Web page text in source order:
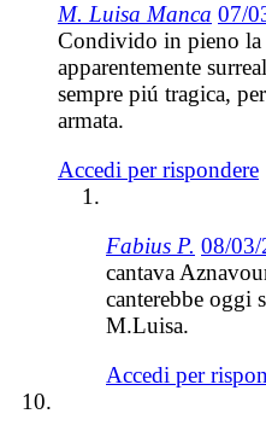
M. Luisa Manca 07/
Condivido in pieno la
apparentemente
sempre piú tragica,
armata.
Accedi per rispondere
Fabius P. 08/03/
cantava
canterebbe oggi
M.Luisa.
Accedi per